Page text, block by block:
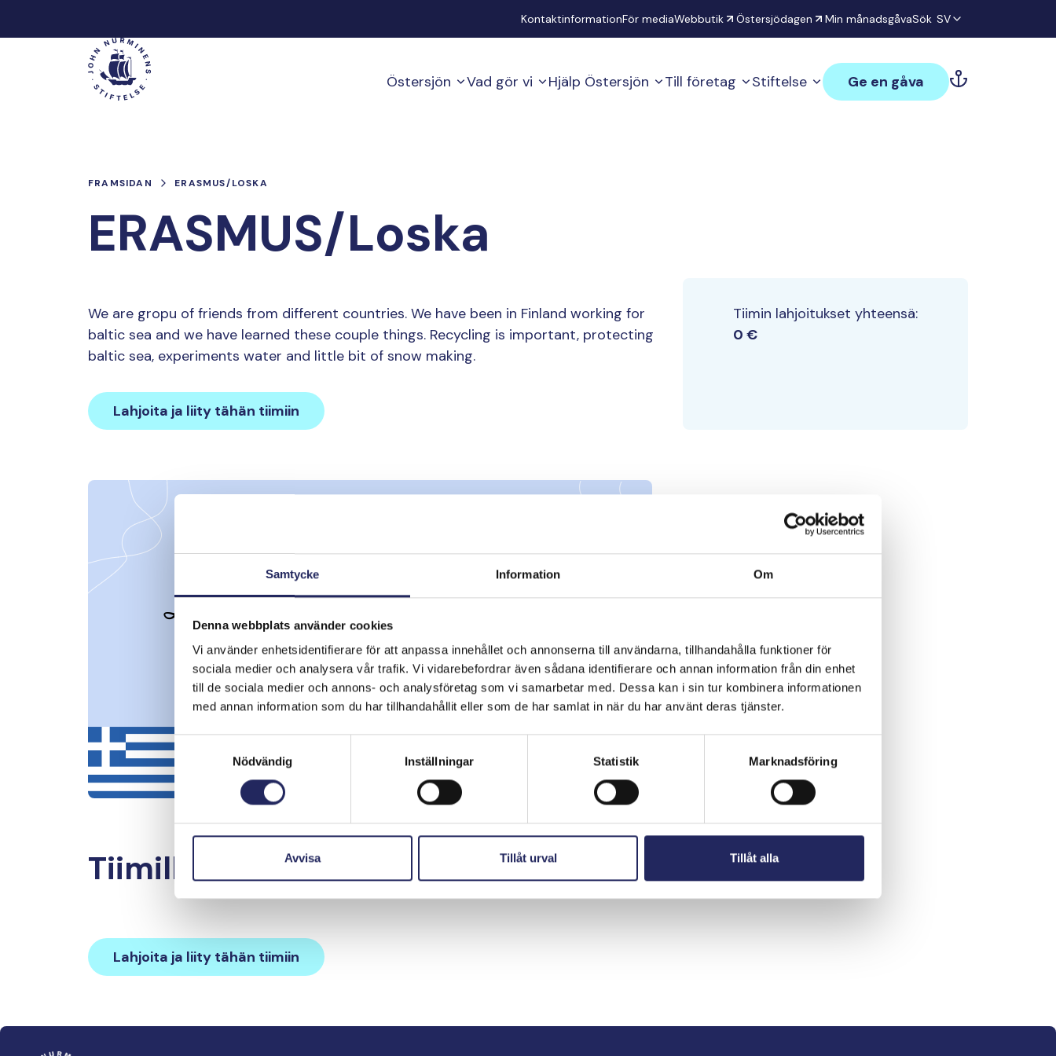
Samtycke Information Om
Denna webbplats använder cookies
Vi använder enhetsidentifierare för att anpassa innehållet och annonserna till användarna, tillhandahålla funktioner för
sociala medier och analysera vår trafik. Vi vidarebefordrar även sådana identifierare och annan information från din enhet
till de sociala medier och annons- och analysföretag som vi samarbetar med. Dessa kan i sin tur kombinera informationen
med annan information som du har tillhandahållit eller som de har samlat in när du har använt deras tjänster.
Samtyckesval
Nödvändig
Inställningar Statistik Marknadsföring
Avvisa Tillåt urval Tillåt alla
KontaktinformationFör mediaWebbutik Östersjödagen Min månadsgåvaSök SV
Main Östersjön Vad gör vi Hjälp Östersjön Till företag Stiftelse Ge en gåva
FRAMSIDAN ERASMUS/LOSKA
ERASMUS/Loska
We are gropu of friends from different countries. We have been in Finland working for
baltic sea and we have learned these couple things. Recycling is important, protecting
baltic sea, experiments water and little bit of snow making.
Lahjoita ja liity tähän tiimiin
Tiimin lahjoitukset yhteensä:
0 €
Tiimille tehdyt lahjoitukset
Lahjoita ja liity tähän tiimiin